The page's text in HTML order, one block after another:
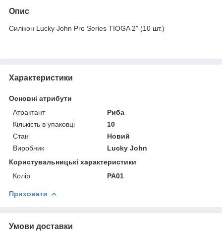
Опис
Силікон Lucky John Pro Series TIOGA 2" (10 шт.)
Характеристики
Основні атрибути
Атрактант
Риба
Кількість в упаковці
10
Стан
Новий
Виробник
Lucky John
Користувальницькі характеристики
Колір
PA01
Приховати
Умови доставки